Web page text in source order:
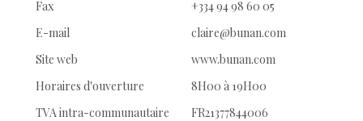
Fax
+334 94 98 60 05
E-mail
claire@bunan.com
Site web
www.bunan.com
Horaires d'ouverture
8H00 à 19H00
TVA intra-communautaire
FR21377844006